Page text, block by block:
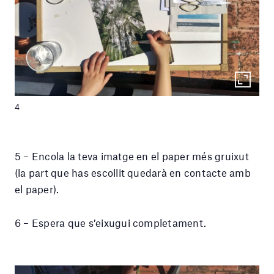
4
5 – Encola la teva imatge en el paper més gruixut
(la part que has escollit quedarà en contacte amb
el paper).
6 – Espera que s’eixugui completament.